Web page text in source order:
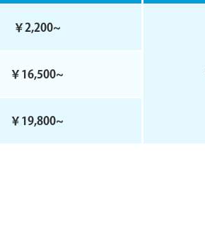
￥2,200~
￥16,500~
￥19,800~